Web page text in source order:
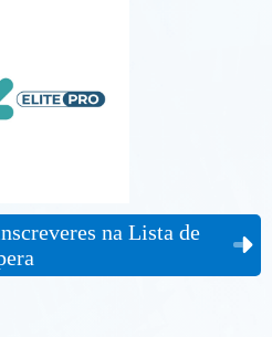
na Lista de